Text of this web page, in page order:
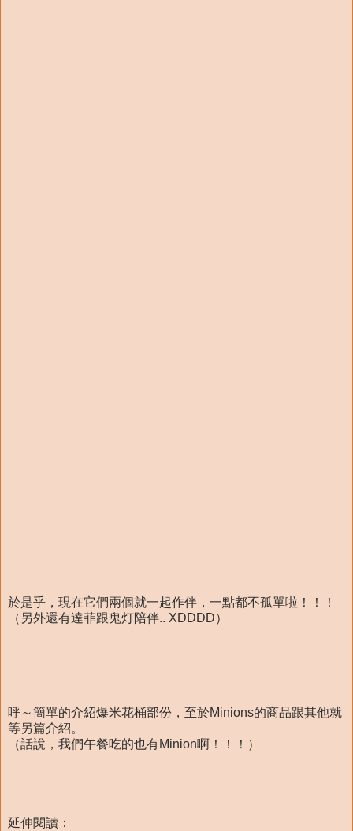
於是乎，現在它們兩個就一起作伴，一點都不孤單啦！！！
（另外還有達菲跟鬼灯陪伴.. XDDDD）
呼～簡單的介紹爆米花桶部份，至於Minions的商品跟其他就
等另篇介紹。
（話說，我們午餐吃的也有Minion啊！！！）
延伸閱讀：